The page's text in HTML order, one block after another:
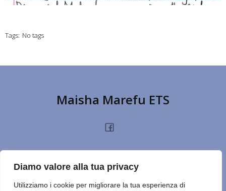
Diamo valore alla tua privacy
Utilizziamo i cookie per migliorare la tua esperienza di
Tags: No tags
Maisha Marefu ETS
HOMECHI SIAMOPROGETTINOTIZIEPRIVACY POLICY
TERMINI D’USOCONTATTIREPORT CERCA SUL SITONOTE